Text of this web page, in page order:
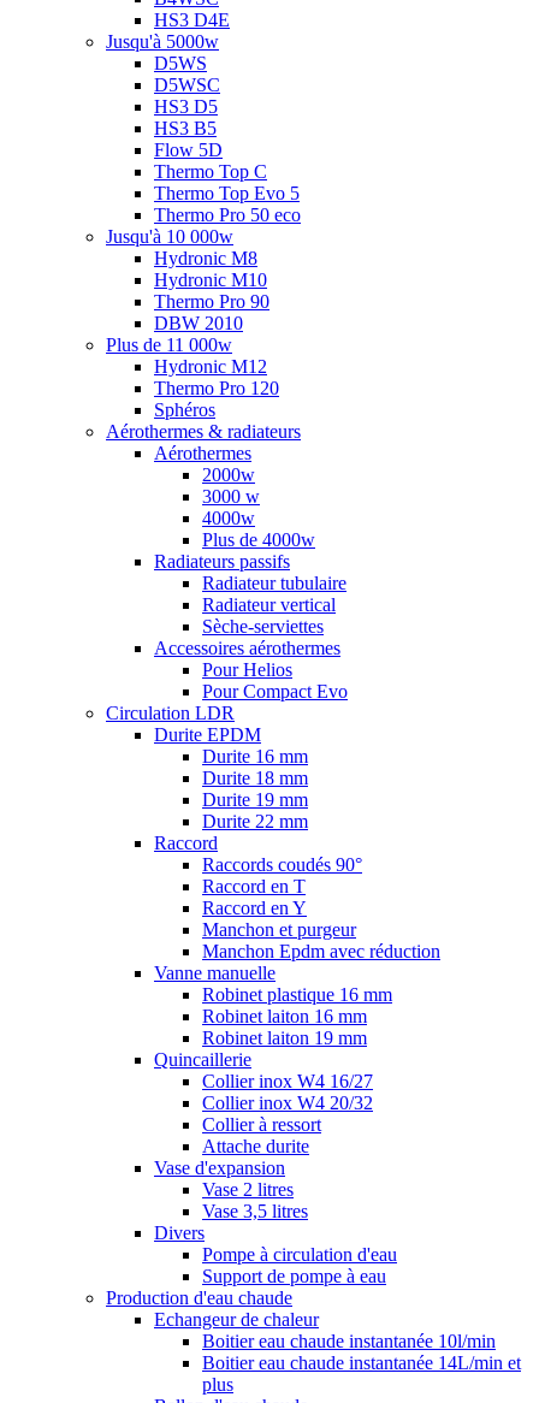
HS3 D4E
Jusqu'à 5000w
D5WS
D5WSC
HS3 D5
HS3 B5
Flow 5D
Thermo Top C
Thermo Top Evo 5
Thermo Pro 50 eco
Jusqu'à 10 000w
Hydronic M8
Hydronic M10
Thermo Pro 90
DBW 2010
Plus de 11 000w
Hydronic M12
Thermo Pro 120
Sphéros
Aérothermes & radiateurs
Aérothermes
2000w
3000 w
4000w
Plus de 4000w
Radiateurs passifs
Radiateur tubulaire
Radiateur vertical
Sèche-serviettes
Accessoires aérothermes
Pour Helios
Pour Compact Evo
Circulation LDR
Durite EPDM
Durite 16 mm
Durite 18 mm
Durite 19 mm
Durite 22 mm
Raccord
Raccords coudés 90°
Raccord en T
Raccord en Y
Manchon et purgeur
Manchon Epdm avec réduction
Vanne manuelle
Robinet plastique 16 mm
Robinet laiton 16 mm
Robinet laiton 19 mm
Quincaillerie
Collier inox W4 16/27
Collier inox W4 20/32
Collier à ressort
Attache durite
Vase d'expansion
Vase 2 litres
Vase 3,5 litres
Divers
Pompe à circulation d'eau
Support de pompe à eau
Production d'eau chaude
Echangeur de chaleur
Boitier eau chaude instantanée 10l/min
Boitier eau chaude instantanée 14L/min et
plus